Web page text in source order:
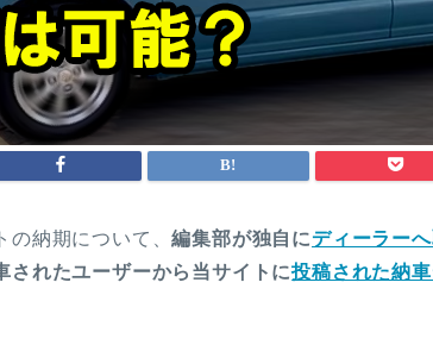
の納期について、編集部が独自にディーラー
されたユーザーから当サイトに投稿された納